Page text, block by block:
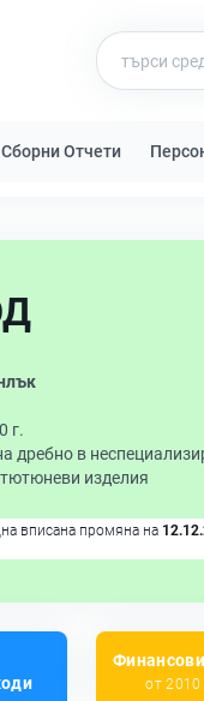
Сборни Отчети
г.
дребно в
изделия
вписана промяна на
от 2010